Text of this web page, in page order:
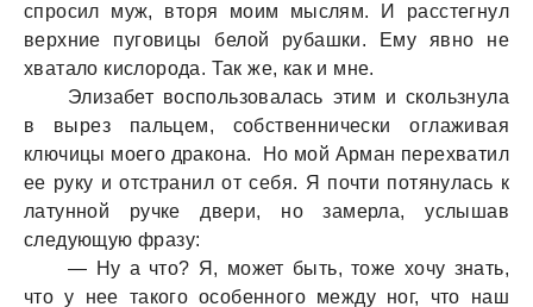
спросил муж, вторя моим мыслям. И расстегнул
верхние пуговицы белой рубашки. Ему явно не
хватало кислорода. Так же, как и мне.
Элизабет воспользовалась этим и скользнула
в вырез пальцем, собственнически оглаживая
ключицы моего дракона. Но мой Арман перехватил
ее руку и отстранил от себя. Я почти потянулась к
латунной ручке двери, но замерла, услышав
следующую фразу:
— Ну а что? Я, может быть, тоже хочу знать,
что у нее такого особенного между ног, что наш